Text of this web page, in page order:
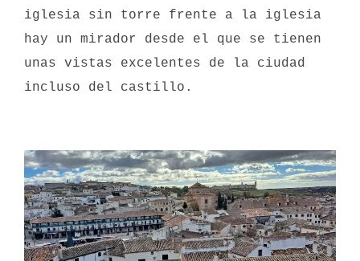
iglesia sin torre frente a la iglesia
hay un mirador desde el que se tienen
unas vistas excelentes de la ciudad
incluso del castillo.